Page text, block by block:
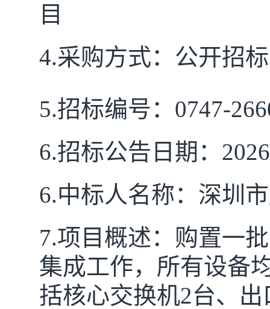
目
4.采购方式：公开招标
5.招标编号： 0747-
6.招标公告日期： 2026
6.中标人名称： 深圳
7.项目概述：购置一
集成工作，所有设备
括核心交换机2台、